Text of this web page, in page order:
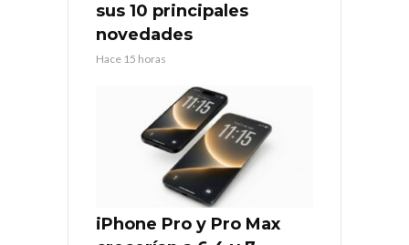
sus 10 principales
novedades
Hace 15 horas
iPhone Pro y Pro Max